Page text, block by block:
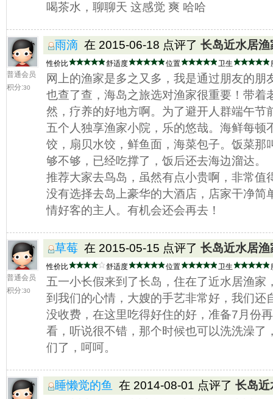
喝茶水，聊聊天 这感觉 爽 哈哈
普通会员
积分:30
雨滴 在 2015-06-18 点评了 长岛近水居渔
性价比 舒适度 位置 卫生
网上的渔家是多之又多，我是通过朋友的朋
也查了查，海岛之旅选对渔家很重要！带着
然，疗养的好地方啊。为了避开人群端午节
五个人独享渔家小院，乐的悠哉。海鲜每顿
饺，扇贝水饺，鲜鱼面，海菜包子。饭菜那
够不够，已经吃撑了，饭后还去海边溜达。
推荐大家去鸟岛，虽然有点小贵啊，非常值
没有选择去岛上豪华的大酒店，店家干净简
情好客的主人。有机会还会再去！
普通会员
积分:30
草莓 在 2015-05-15 点评了 长岛近水居渔
性价比 舒适度 位置 卫生
五一小长假来到了长岛，住在了近水居渔家
到我们的心情，大嫂的手艺非常好，我们还
没收费，在这里吃得好住的好，准备7月份
看，听说很不错，那个时候也可以洗洗澡了
们了，呵呵。
睡懒觉的鱼 在 2014-08-01 点评了 长岛近